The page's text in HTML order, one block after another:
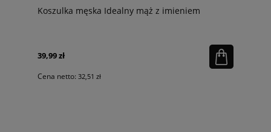
Koszulka męska Idealny mąż z imieniem
39,99 zł
Cena netto: 32,51 zł